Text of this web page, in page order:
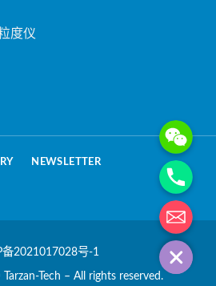
度仪
NEWSLETTER
备2021017028号-1
Tech – All rights reserved.
WeChat:
Phone
电子邮箱地址